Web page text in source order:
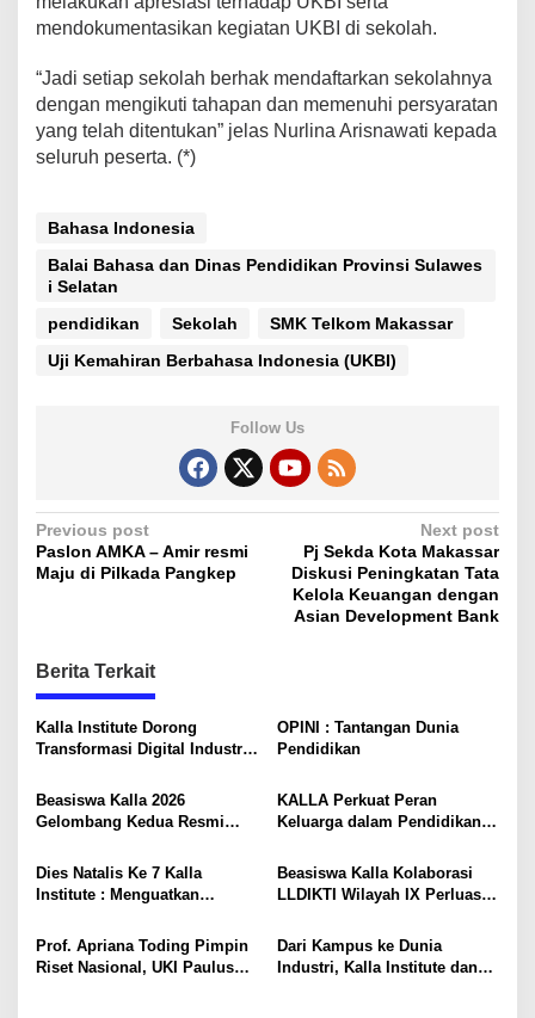
mendokumentasikan kegiatan UKBI di sekolah.
“Jadi setiap sekolah berhak mendaftarkan sekolahnya
dengan mengikuti tahapan dan memenuhi persyaratan
yang telah ditentukan” jelas Nurlina Arisnawati kepada
seluruh peserta. (*)
Bahasa Indonesia
Balai Bahasa dan Dinas Pendidikan Provinsi Sulawes
i Selatan
pendidikan
Sekolah
SMK Telkom Makassar
Uji Kemahiran Berbahasa Indonesia (UKBI)
Follow Us
P
o
n
a
v
g
a
t
i
o
n
Previous post
Paslon AMKA – Amir resmi
Maju di Pilkada Pangkep
Next post
Pj Sekda Kota Makassar
Diskusi Peningkatan Tata
Kelola Keuangan dengan
Asian Development Bank
Berita Terkait
Kalla Institute Dorong
Transformasi Digital Industri
OPINI : Tantangan Dunia
Pendidikan
Beasiswa Kalla 2026
Gelombang Kedua Resmi
KALLA Perkuat Peran
Keluarga dalam Pendidikan
Explorers
Dies Natalis Ke 7 Kalla
Institute : Menguatkan
dan Kepedulian Sosial Lewat
Aksi Nyata
Beasiswa Kalla Kolaborasi
LLDIKTI Wilayah IX Perluas
Mahasiswa PTS di Sulawesi
Prof. Apriana Toding Pimpin
Riset Nasional, UKI Paulus
Dari Kampus ke Dunia
Industri, Kalla Institute dan